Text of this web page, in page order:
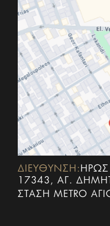
ΔΙΕΥΘΥΝΣΗ:
17343, ΑΓ.
ΣΤΆΣΗ METRO